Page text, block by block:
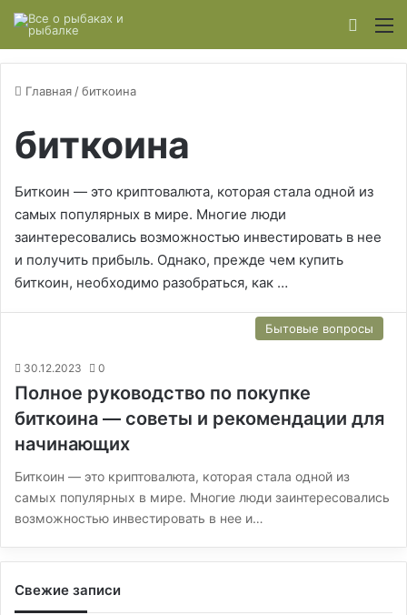
Главная /биткоина
биткоина
Биткоин — это криптовалюта, которая стала одной из
самых популярных в мире. Многие люди
заинтересовались возможностью инвестировать в нее
и получить прибыль. Однако, прежде чем купить
биткоин, необходимо разобраться, как …
Бытовые вопросы
30.12.2023 0
Полное руководство по покупке
биткоина — советы и рекомендации для
начинающих
Биткоин — это криптовалюта, которая стала одной из
самых популярных в мире. Многие люди заинтересовались
возможностью инвестировать в нее и…
Свежие записи